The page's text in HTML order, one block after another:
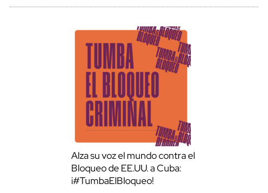
Alza su voz el mundo contra el
Bloqueo de EE.UU. a Cuba:
¡#TumbaElBloqueo!